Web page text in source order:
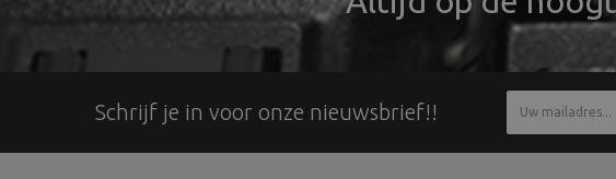
Schrijf je in voor onze nieuwsbrief!!